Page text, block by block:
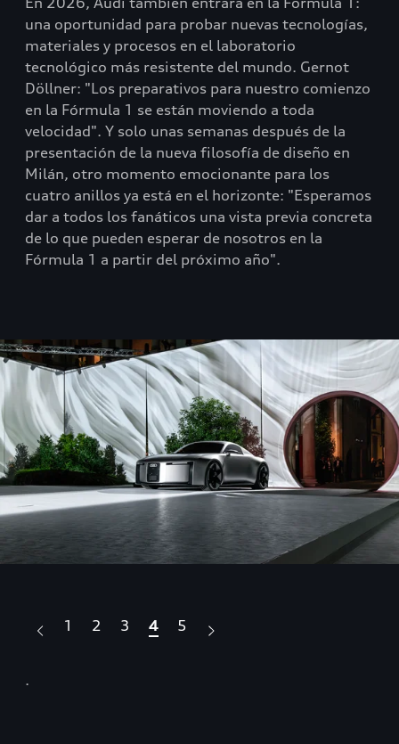
una oportunidad para probar nuevas tecnologías,
materiales y procesos en el laboratorio
tecnológico más resistente del mundo. Gernot
Döllner: "Los preparativos para nuestro comienzo
en la Fórmula 1 se están moviendo a toda
velocidad". Y solo unas semanas después de la
presentación de la nueva filosofía de diseño en
Milán, otro momento emocionante para los
cuatro anillos ya está en el horizonte: "Esperamos
dar a todos los fanáticos una vista previa concreta
de lo que pueden esperar de nosotros en la
Fórmula 1 a partir del próximo año".
.
1 2 3 4 5